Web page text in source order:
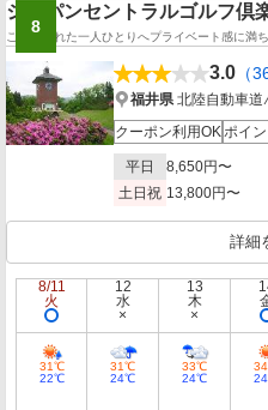
8
ジャパンセントラルゴルフ倶
ご来場された一人ひとりへプライベート感に満
3.0 （
福井県北陸自動車道
クーポン利用OKポイ
平日
8,650円〜
土日祝 13,800円〜
詳細
8/11
火
31℃
22℃
12
水
31℃
24℃
13
木
33℃
24℃